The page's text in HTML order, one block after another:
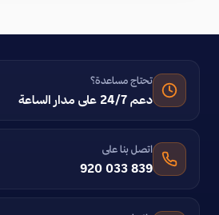
تحتاج مساعدة؟
دعم 24/7 على مدار الساعة
اتصل بنا على
920 033 839